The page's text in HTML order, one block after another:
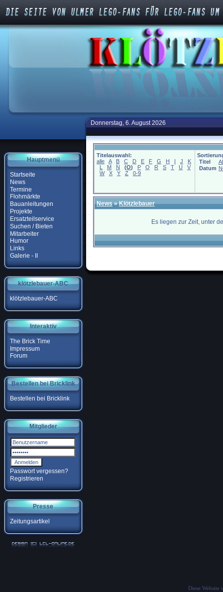
Hauptmenü
Startseite
News
Termine
Flohmärkte
Bauanleitungen
Projekte
Ersatzteilservice
Suchen / Bieten
Mitarbeiter
Humor
Links
Galerie - II
klötzlebauer-ABC
klötzlebauer-ABC
Interaktiv
The Brick Time
Impressum
Forum
Bestellen bei Bricklink
Bestellen bei Bricklink
Mitglieder
Passwort vergessen?
Registrieren
Presse
Zeitungsartikel
Donnerstag, 6. August 2026
Titelauswahl:
alle
A B C D E F G H I J
K
L
M N (O) P Q R S T U
V
W
X Y Z 0-9
Titel
Datum
News»Klötzlebauer
Es liegen zur Zeit, unter
Diese Website